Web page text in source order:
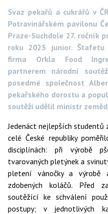
Svaz pekařů a cukrářů v
Potravinářském pavilonu
Praze-Suchdole 27. ročník
roku 2025 junior. Štafetu
firma Orkla Food
partnerem národní
posedmé společnost
pekařského dorostu a
soutěži udělil ministr
Jedenáct nejlepších studentů
celé České republiky
disciplínách: při výrobě
tvarovaných pletýnek a
pletení vánočky a výrobě
zdobených koláčů. Před
soutěžící ke schválení
postupy; v jednotlivých